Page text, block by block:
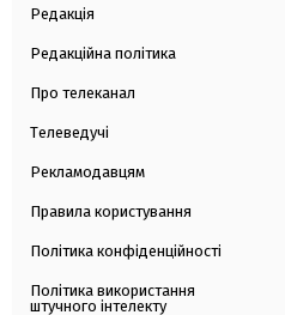
Редакція
Редакційна політика
Про телеканал
Телеведучі
Рекламодавцям
Правила користування
Політика конфіденційності
Політика використання
штучного інтелекту